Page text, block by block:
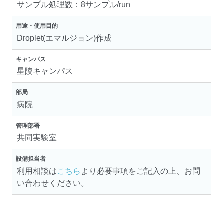
サンプル処理数：8サンプル/run
用途・使用目的
Droplet(エマルジョン)作成
キャンパス
星陵キャンパス
部局
病院
管理部署
共同実験室
設備担当者
利用相談はこちら より必要事項をご記入の上、お問
い合わせください。